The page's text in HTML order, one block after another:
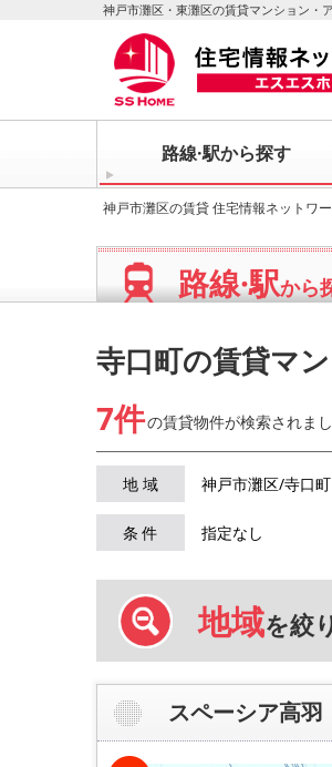
神戸市灘区・東灘区の賃貸マンション・
路線·駅から探す
神戸市灘区の賃貸 住宅情報ネットワ
路線·駅から
寺口町の賃貸マ
7件の賃貸物件が検索されま
地 域 神戸市灘区/寺口町
条 件 指定なし
地域を絞
スペーシア高羽